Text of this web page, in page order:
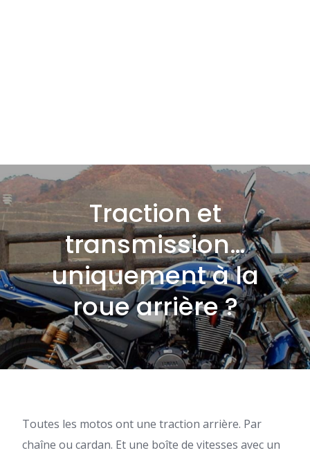
Traction et
transmission…
uniquement à la
roue arrière ?
Toutes les motos ont une traction arrière. Par
chaîne ou cardan. Et une boîte de vitesses avec un